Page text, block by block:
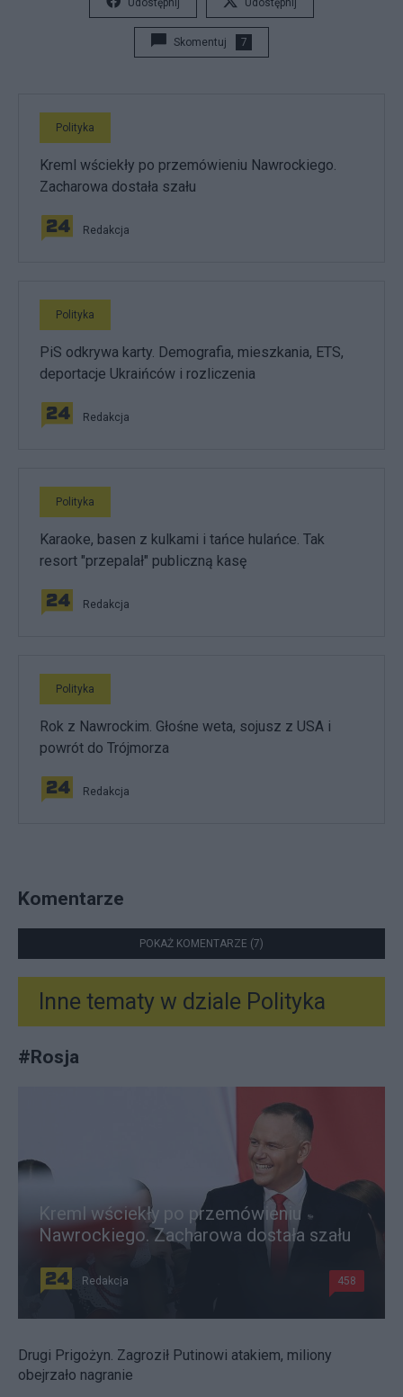
Skomentuj 7
Polityka
Kreml wściekły po przemówieniu Nawrockiego.
Zacharowa dostała szału
Redakcja
Polityka
PiS odkrywa karty. Demografia, mieszkania, ETS,
deportacje Ukraińców i rozliczenia
Redakcja
Polityka
Karaoke, basen z kulkami i tańce hulańce. Tak
resort "przepalał" publiczną kasę
Redakcja
Polityka
Rok z Nawrockim. Głośne weta, sojusz z USA i
powrót do Trójmorza
Redakcja
Komentarze
POKAŻ KOMENTARZE (7)
Inne tematy w dziale Polityka
#Rosja
Kreml wściekły po przemówieniu
Nawrockiego. Zacharowa dostała szału
Redakcja 458
Drugi Prigożyn. Zagroził Putinowi atakiem, miliony
obejrzało nagranie